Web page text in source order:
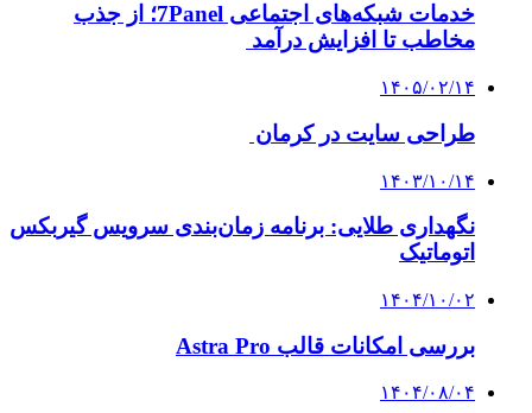
خدمات شبکه‌های اجتماعی 7Panel؛ از جذب
مخاطب تا افزایش درآمد
۱۴۰۵/۰۲/۱۴
طراحی سایت در کرمان
۱۴۰۳/۱۰/۱۴
نگهداری طلایی: برنامه زمان‌بندی سرویس گیربکس
اتوماتیک
۱۴۰۴/۱۰/۰۲
بررسی امکانات قالب Astra Pro
۱۴۰۴/۰۸/۰۴